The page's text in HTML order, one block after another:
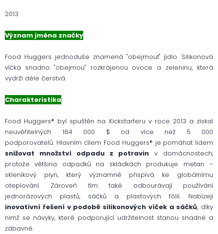
2013
Význam jména značky
Food Huggers jednoduše znamená "obejmout" jídlo. Silikonová
víčka snadno "obejmou" rozkrájenou ovoce a zeleninu, která
vydrží déle čerstvá.
Charakteristika
Food Huggers® byl spuštěn na Kickstarteru v roce 2013 a získal
neuvěřitelných 184 000 $ od více než 5 000
podporovatelů. Hlavním cílem Food Huggers® je pomáhat lidem
snižovat množství odpadu z potravin v domácnostech,
protože většina odpadků na skládkách produkuje metan –
skleníkový plyn, který významně přispívá ke globálnímu
oteplování. Zároveň tím také odbourávají používání
jednorázových plastů, sáčků a plastových fólií. Nabízejí
inovativní řešení v podobě silikonových víček a sáčků, díky
nimž se návyky, které podporující udržitelnost stanou snadné a
zábavné.